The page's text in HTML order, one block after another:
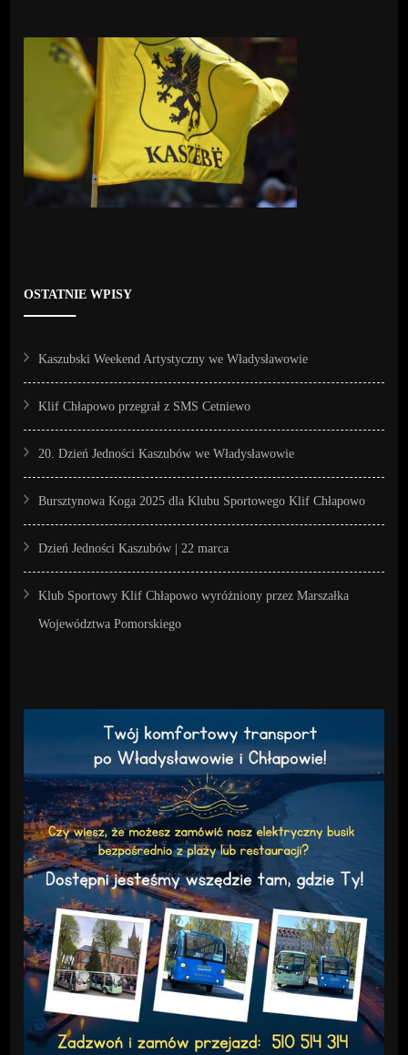
OSTATNIE WPISY
Kaszubski Weekend Artystyczny we Władysławowie
Klif Chłapowo przegrał z SMS Cetniewo
20. Dzień Jedności Kaszubów we Władysławowie
Bursztynowa Koga 2025 dla Klubu Sportowego Klif Chłapowo
Dzień Jedności Kaszubów | 22 marca
Klub Sportowy Klif Chłapowo wyróżniony przez Marszałka
Województwa Pomorskiego